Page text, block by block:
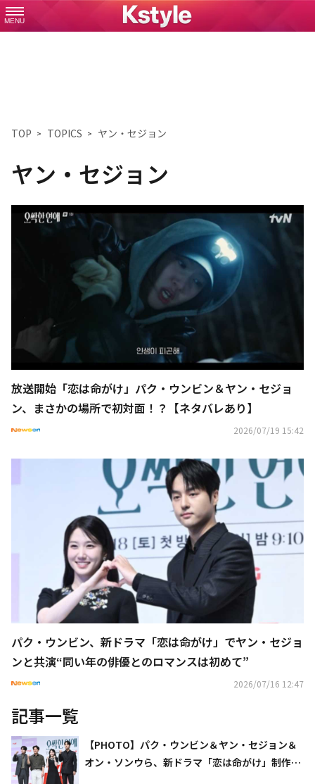
MENU
TOP TOPICS ヤン・セジョン
ヤン・セジョン
放送開始「恋は命がけ」パク・ウンビン＆ヤン・セジョ
ン、まさかの場所で初対面！？【ネタバレあり】
2026/07/19 15:42
パク・ウンビン、新ドラマ「恋は命がけ」でヤン・セジョ
ンと共演“同い年の俳優とのロマンスは初めて”
2026/07/16 12:47
記事一覧
【PHOTO】パク・ウンビン＆ヤン・セジョン＆
オン・ソンウら、新ドラマ「恋は命がけ」制作発